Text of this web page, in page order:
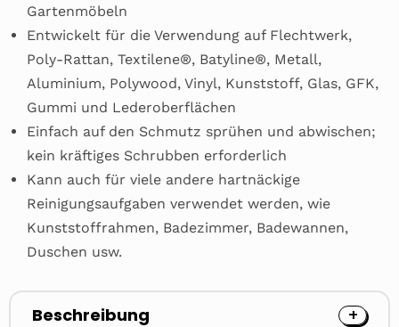
Gartenmöbeln
Entwickelt für die Verwendung auf Flechtwerk,
Poly-Rattan, Textilene®, Batyline®, Metall,
Aluminium, Polywood, Vinyl, Kunststoff, Glas, GFK,
Gummi und Lederoberflächen
Einfach auf den Schmutz sprühen und abwischen;
kein kräftiges Schrubben erforderlich
Kann auch für viele andere hartnäckige
Reinigungsaufgaben verwendet werden, wie
Kunststoffrahmen, Badezimmer, Badewannen,
Duschen usw.
Beschreibung